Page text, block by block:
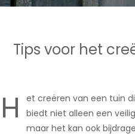
Tips voor het
H
et creëren van een tuin
biedt niet alleen een
maar het kan ook